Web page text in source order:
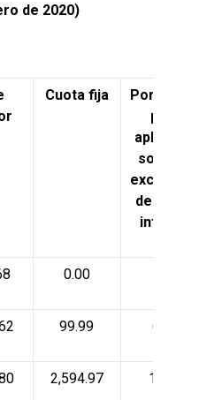
de 2020)
Cuota fija
Por
para
aplicarse
sobre el
del límite
inferior
0.00
99.99 6.40
2,594.97 10.88